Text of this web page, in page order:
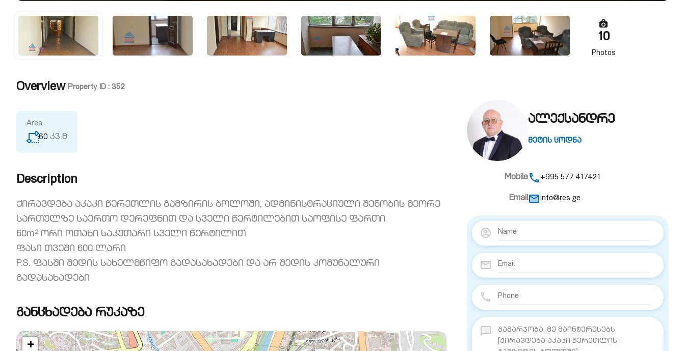
10
Photos
Overview| Property ID : 352
Area
60 კვ.მ
Description
ქირავდება აკაკი წერეთლის გამზირის ბოლოში, ადმინისტრაციული შენობის მეორე
სართულზე საერთო დერეფნით და სველი წერტილებით საოფისე ფართი
60m² ორი ოთახი საკუთარი სველი წერტილით
ფასი თვეში 600 ლარი
P.S. ფასში შედის სახელმწიფო გადასახადები და არ შედის კომუნალური
გადასახადები
განცხადება რუკაზე
+
ალექსანდრე
მეტის ცოდნა
Mobile +995 577 417421
Email info@res.ge